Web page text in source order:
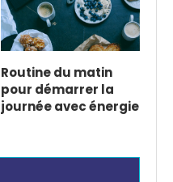
Routine du matin
pour démarrer la
journée avec énergie